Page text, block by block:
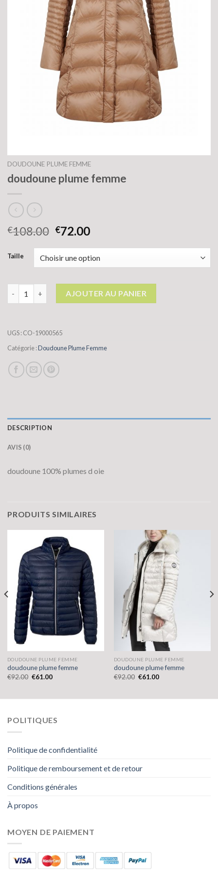
DOUDOUNE PLUME FEMME
doudoune plume femme
€108.00 €72.00
Taille
quantité de doudoune plume femme
AJOUTER AU PANIER
UGS :CO-19000565
Catégorie :Doudoune Plume Femme
DESCRIPTION
AVIS (0)
doudoune 100% plumes d oie
PRODUITS SIMILAIRES
DOUDOUNE PLUME FEMME
doudoune plume femme
€92.00 €61.00
DOUDOUNE PLUME FEMME
doudoune plume femme
€92.00 €61.00
POLITIQUES
Politique de confidentialité
Politique de remboursement et de retour
Conditions générales
À propos
MOYEN DE PAIEMENT